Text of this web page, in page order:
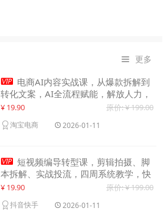
 更多
 电商AI内容实战课，从爆款拆解到
转化文案，AI全流程赋能，解放人力，
单月节省内容成本数万元
¥ 19.90 原价: ¥ 199.00
淘宝电商 2026-01-11
 短视频编导转型课，剪辑拍摄、脚
本拆解、实战投流，四周系统教学，快
速入行月入2w+
¥ 19.90 原价: ¥ 199.00
抖音快手 2026-01-11